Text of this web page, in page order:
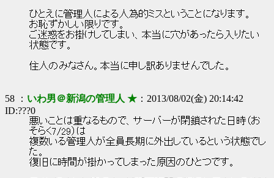
ひとえに管理人による人為的ミスということになります。
お恥ずかしい限りです。
ご迷惑をお掛けしてしまい、本当に穴があったら入りたい
状態です。
住人のみなさん。本当に申し訳ありませんでした。
58 ： いわ男＠新潟の管理人 ★ ：2013/08/02(金) 20:14:42
ID:???0
悪いことは重なるもので、サーバーが閉鎖された日時（お
そらく7/29）は
複数いる管理人が全員長期に外出しているという状態でし
た。
復旧に時間が掛かってしまった原因のひとつです。